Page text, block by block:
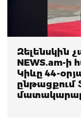
Զելենսկին
NEWS.am-ի
Կիևը 44-
ընթացքում